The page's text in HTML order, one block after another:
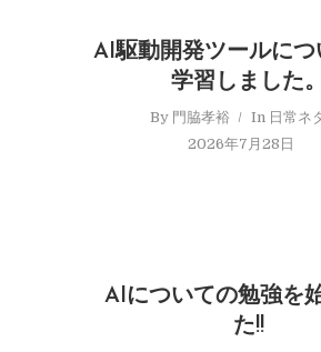
AI駆動開発ツールにつ
学習しました。
By 門脇孝裕 In 日常ネ
2026年7月28日
AIについての勉強を
た!!